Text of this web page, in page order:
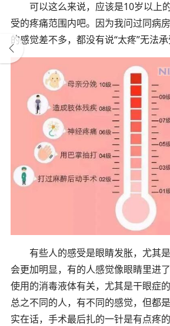
可以这么来说，应该是10岁以上
受的疼痛范围内吧。因为我问过同病
的感觉差不多，都没有说“太疼”无法承
有些人的感受是眼睛发胀，尤其
会更加明显，有的人感觉像眼睛里进
使用的消毒液体有关，尤其是干眼症
总之不同的人，有不同的感觉，但都
实在话，手术最后扎的一针是有点疼的